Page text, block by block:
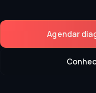
Agendar